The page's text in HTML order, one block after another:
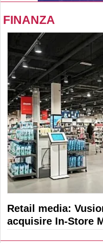
FINANZA
Retail media:
acquisire In-Store